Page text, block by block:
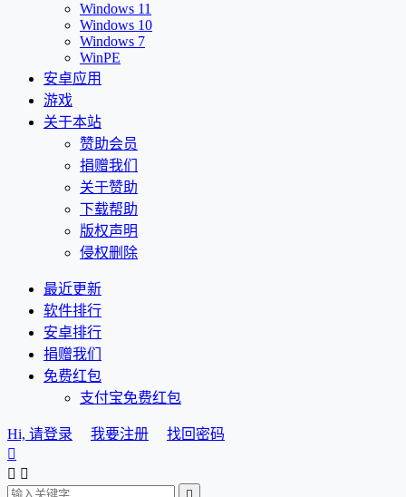
Windows 11
Windows 10
Windows 7
WinPE
安卓应用
游戏
关于本站
赞助会员
捐赠我们
关于赞助
下载帮助
版权声明
侵权删除
最近更新
软件排行
安卓排行
捐赠我们
免费红包
支付宝免费红包
Hi, 请登录 我要注册
找回密码

 